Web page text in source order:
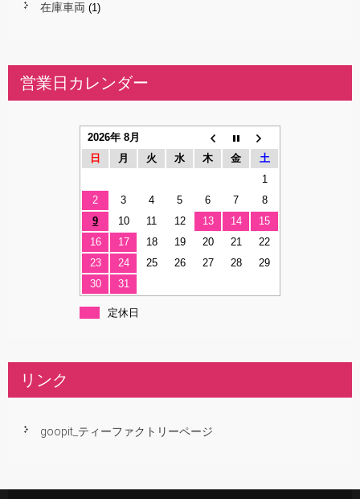
在庫車両 (1)
営業日カレンダー
2026年 8月
日
月 火 水 木 金
土
1
2
3 4 5 6 7
8
9
10 11 12 13 14
15
16
17 18 19 20 21
22
23
24 25 26 27 28
29
30
31
定休日
リンク
goopit_ティーファクトリーページ